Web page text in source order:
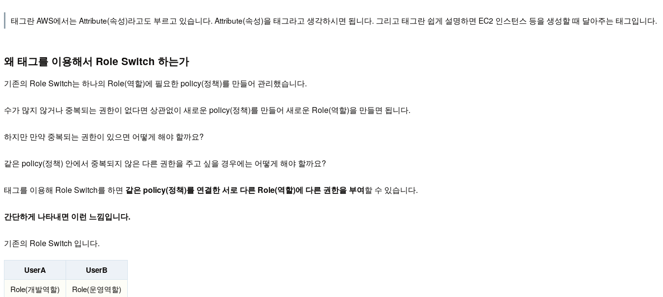
태그란 AWS에서는 Attribute(속성)라고도 부르고 있습니다. Attribute(속성)을 태그라고 생각하시면 됩니다. 그리고 태그란 쉽게 설명하면 EC2 인스턴스 등을 생성할 때 달아주는 태그입니다.
왜 태그를 이용해서 Role Switch 하는가
기존의 Role Switch는 하나의 Role(역할)에 필요한 policy(정책)를 만들어 관리했습니다.
수가 많지 않거나 중복되는 권한이 없다면 상관없이 새로운 policy(정책)를 만들어 새로운 Role(역할)을 만들면 됩니다.
하지만 만약 중복되는 권한이 있으면 어떻게 해야 할까요?
같은 policy(정책) 안에서 중복되지 않은 다른 권한을 주고 싶을 경우에는 어떻게 해야 할까요?
태그를 이용해 Role Switch를 하면 같은 policy(정책)를 연결한 서로 다른 Role(역할)에 다른 권한을 부여할 수 있습니다.
간단하게 나타내면 이런 느낌입니다.
기존의 Role Switch 입니다.
UserA UserB
Role(개발역할)
Role(운영역할)